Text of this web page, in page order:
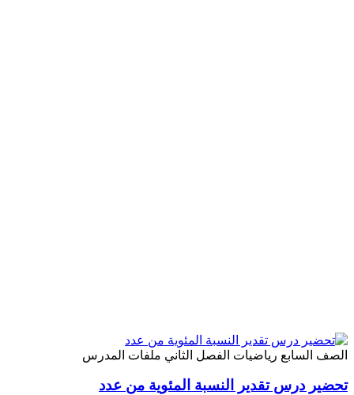
الصف السابع رياضيات الفصل الثاني ملفات المدرس
تحضير درس تقدير النسبة المئوية من عدد